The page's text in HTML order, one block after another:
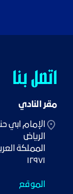
اتصل بنا
مقر النادي
١٢٩٧١
الموقع